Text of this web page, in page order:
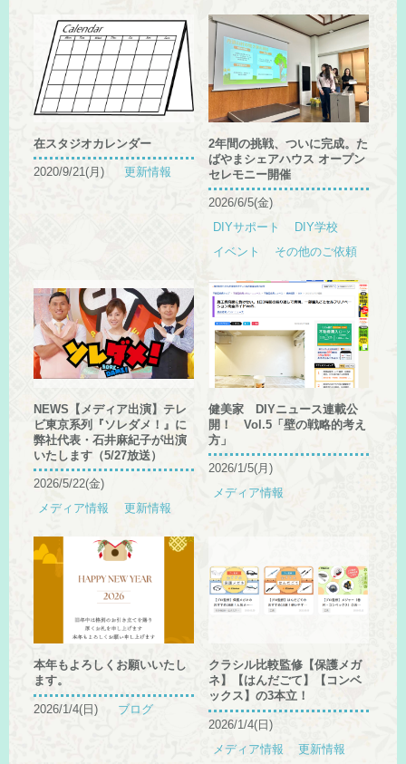
在スタジオカレンダー
2020/9/21(月) 更新情報
2年間の挑戦、ついに完成。た
ばやまシェアハウス オープン
セレモニー開催
2026/6/5(金)
DIYサポート
DIY学校
イベント
その他のご依頼
NEWS【メディア出演】テレ
ビ東京系列『ソレダメ！』に
弊社代表・石井麻紀子が出演
いたします（5/27放送）
2026/5/22(金)
メディア情報
更新情報
健美家 DIYニュース連載公
開！ Vol.5「壁の戦略的考え
方」
2026/1/5(月)
メディア情報
本年もよろしくお願いいたし
ます。
2026/1/4(日) ブログ
クラシル比較監修【保護メガ
ネ】【はんだごて】【コンベ
ックス】の3本立！
2026/1/4(日)
メディア情報
更新情報